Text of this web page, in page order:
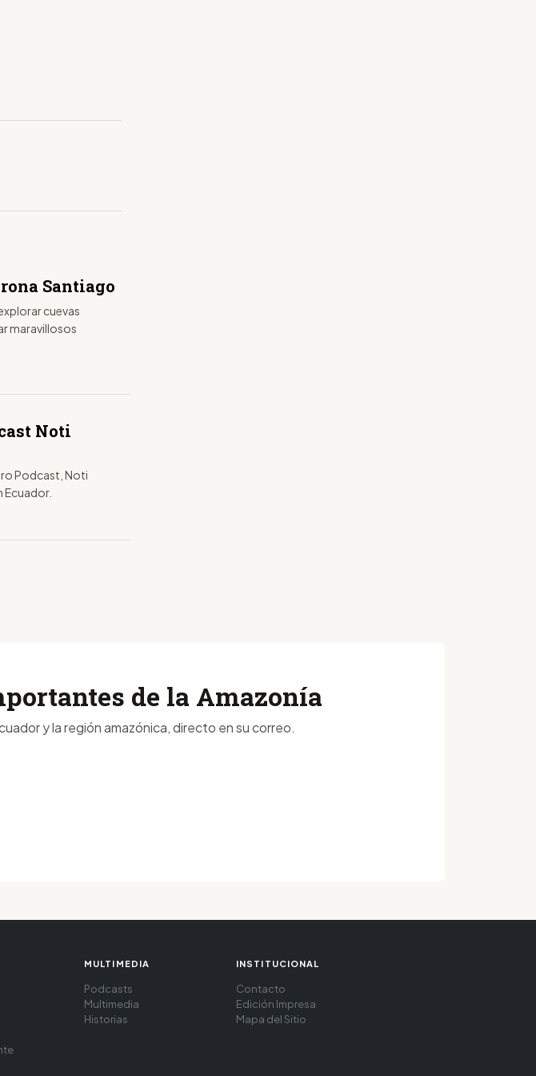
Santiago
cuevas
maravillosos
Noti
Podcast, Noti
Ecuador.
de la Amazonía
y la región amazónica, directo en su correo.
MULTIMEDIA
Podcasts
Multimedia
Historias
INSTITUCIONAL
Contacto
Edición Impresa
Mapa del Sitio